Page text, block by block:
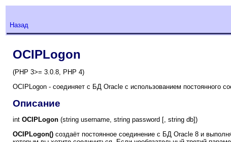
Назад
OCIPLogon
(PHP 3>= 3.0.8, PHP 4)
OCIPLogon - соединяет с БД Oracle с использованием постоянного
Описание
int OCIPLogon (string username, string password [, string db])
OCIPLogon() создаёт постоянное соединение с БД Oracle 8 и